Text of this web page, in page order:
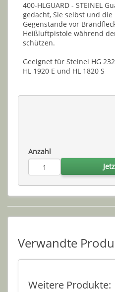
400-HLGUARD - STEINEL
gedacht, Sie selbst und
Gegenstände vor
Heißluftpistole während
schützen.
Geeignet für Steinel HG
HL 1920 E und HL 1820 S
Anzahl
Verwandte
Weitere Produkte: